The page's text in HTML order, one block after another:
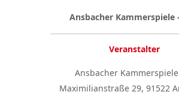
Ansbacher Kammerspiele
Veranstalter
Ansbacher Kammerspiele
Maximilianstraße 29, 91522